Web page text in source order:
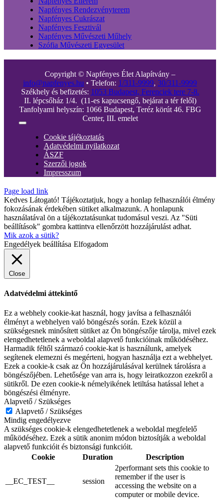
Napfényes Rendezvényterem
Napfényes Cukrászat
Napfényes Fesztivál
Napfényes Művészeti Műhely
Szófia Művészeti Egyesület
Copyright © Napfényes Élet Alapítvány –
info@napfenyes.hu • Telefon: 1/311-9999, 30/311-9999
Székhely és befizetés: 1053 Budapest, Ferenciek tere 7-8.
II. lépcsőház 1/4. (11-es kapucsengő, bejárat a tér felől)
Tanfolyami helyszín: 1066 Budapest, Teréz körút 46. FBG
Center, III. emelet
Toggle
NavigationCookie tájékoztatás
Adatvédelmi nyilatkozat
ÁSZF
Szerzői jogok
Impresszum
Page load link
Kedves Látogató! Tájékoztatjuk, hogy a honlap felhasználói élmény
fokozásának érdekében sütiket alkalmazunk. A honlapunk
használatával ön a tájékoztatásunkat tudomásul veszi. Az "Süti
beállítások" gombra kattintva ellenőrzött hozzájárulást adhat.
Mik azok a sütik?
Engedélyek beállítása Elfogadom
Close
Adatvédelmi áttekintő
Ez a webhely cookie-kat használ, hogy javítsa a felhasználói
élményt a webhelyen való böngészés során. Ezek közül a
szükségesnek minősített sütiket az Ön böngészője tárolja, mivel ezek
elengedhetetlenek a weboldal alapvető funkcióinak működéséhez.
Harmadik féltől származó cookie-kat is használunk, amelyek
segítenek elemezni és megérteni, hogyan használja ezt a webhelyet.
Ezek a cookie-k csak az Ön hozzájárulásával kerülnek tárolásra a
böngészőjében. Lehetősége van arra is, hogy leiratkozzon ezekről a
sütikről. De ezen cookie-k némelyikének letiltása hatással lehet a
böngészési élményre.
Alapvető / Szükséges
Alapvető / Szükséges
Mindig engedélyezve
A szükséges cookie-k elengedhetetlenek a weboldal megfelelő
működéséhez. Ezek a sütik anonim módon biztosítják a weboldal
alapvető funkcióit és biztonsági funkcióit.
Cookie
Duration Description
__EC_TEST__ session
2performant sets this cookie to
remember if the user is
accessing the website on a
computer or mobile device.